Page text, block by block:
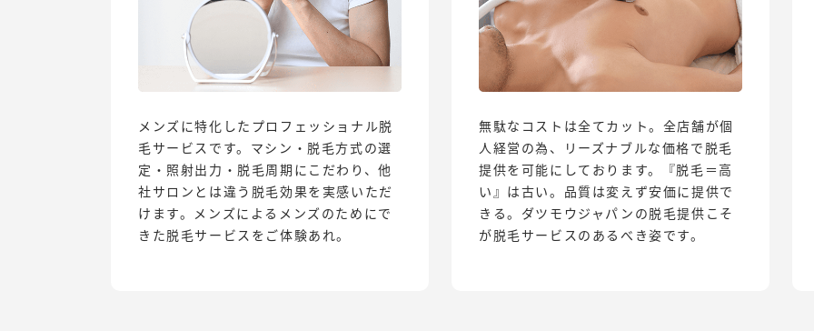
メンズに特化したプロフェッショナル脱
毛サービスです。マシン・脱毛方式の選
定・照射出力・脱毛周期にこだわり、他
社サロンとは違う脱毛効果を実感いただ
けます。メンズによるメンズのためにで
きた脱毛サービスをご体験あれ。
無駄なコストは全てカット。全店舗が個
人経営の為、リーズナブルな価格で脱毛
提供を可能にしております。『脱毛＝高
い』は古い。品質は変えず安価に提供で
きる。ダツモウジャパンの脱毛提供こそ
が脱毛サービスのあるべき姿です。